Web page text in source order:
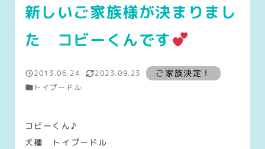
新しいご家族様が決まりまし
た コビーくんです
投稿日
2013.06.24
更新日
2023.09.23 ご家族募集状態
ご家族決定！
トイプードル
コビーくん♪
犬種 トイプードル